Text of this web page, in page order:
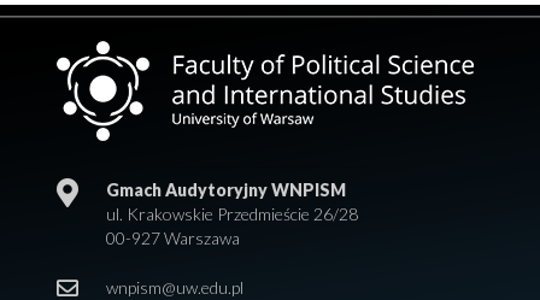
Gmach Audytoryjny WNPISM
ul. Krakowskie Przedmieście 26/28
00-927 Warszawa
wnpism@uw.edu.pl